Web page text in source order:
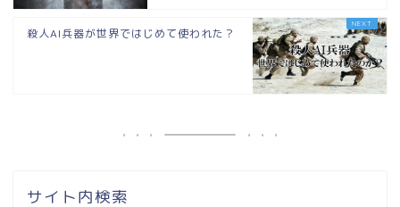
殺人AI兵器が世界ではじめて使われた？
サイト内検索